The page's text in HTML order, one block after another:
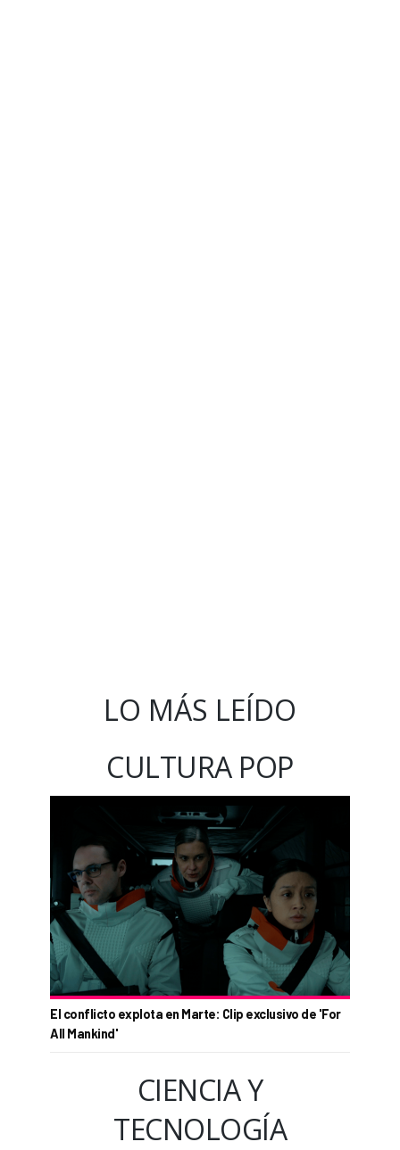
LO MÁS LEÍDO
CULTURA POP
El conflicto explota en Marte: Clip exclusivo de 'For
All Mankind'
CIENCIA Y
TECNOLOGÍA